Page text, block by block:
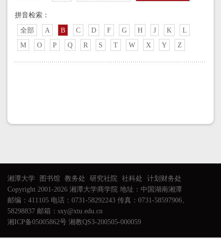
拼音检索：
全部 A B C D F G H J K
L
M
O P Q R S T W X Y Z
湘潭大学 图书馆 教务处 研究社院 社科处
计划财务处
Copyright 2001-2026 湘潭大学商学院 地址：中国湖南湘潭
邮编：411105 电话：0731-58292243 传真：0731-58597906、
58298837 邮箱：sxy@xtu.edu.cn
湘ICP备05005862号 湘教QS3-200505-000059